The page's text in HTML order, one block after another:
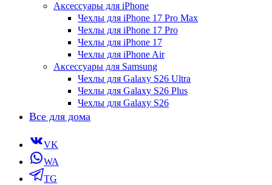
Аксессуары для iPhone
Чехлы для iPhone 17 Pro Max
Чехлы для iPhone 17 Pro
Чехлы для iPhone 17
Чехлы для iPhone Air
Аксессуары для Samsung
Чехлы для Galaxy S26 Ultra
Чехлы для Galaxy S26 Plus
Чехлы для Galaxy S26
Все для дома
VK
WA
TG